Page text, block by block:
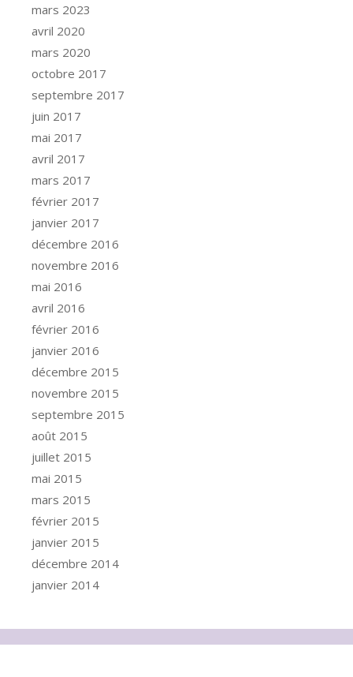
mars 2023
avril 2020
mars 2020
octobre 2017
septembre 2017
juin 2017
mai 2017
avril 2017
mars 2017
février 2017
janvier 2017
décembre 2016
novembre 2016
mai 2016
avril 2016
février 2016
janvier 2016
décembre 2015
novembre 2015
septembre 2015
août 2015
juillet 2015
mai 2015
mars 2015
février 2015
janvier 2015
décembre 2014
janvier 2014